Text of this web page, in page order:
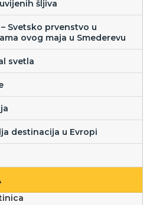
šljiva
– Svetsko prvenstvo u
ovog maja u Smederevu
svetla
destinacija u Evropi